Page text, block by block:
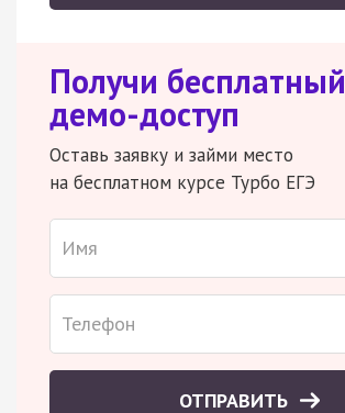
Получи бесплатный
демо-доступ
Оставь заявку и займи место
на бесплатном курсе Турбо ЕГЭ
ОТПРАВИТЬ